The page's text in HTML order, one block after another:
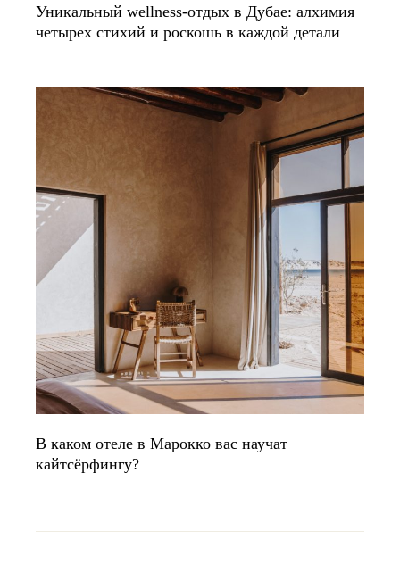
Уникальный wellness-отдых в Дубае: алхимия
четырех стихий и роскошь в каждой детали
В каком отеле в Марокко вас научат
кайтсёрфингу?